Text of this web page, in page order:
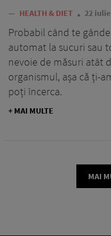
— HEALTH & DIET 22
Probabil când te
automat la sucuri sau
nevoie de măsuri atât
organismul, așa că ți-
poți încerca.
+ MAI MULTE
MAI